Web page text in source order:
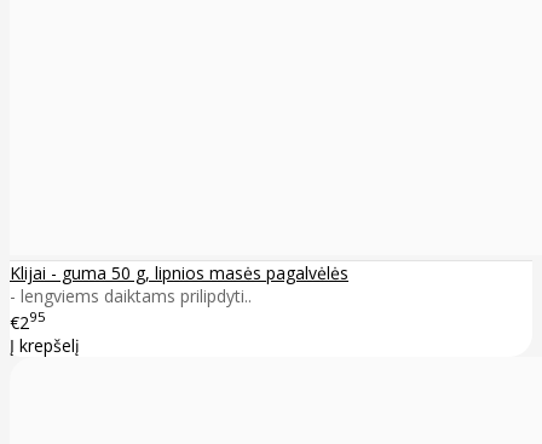
Klijai - guma 50 g, lipnios masės pagalvėlės
- lengviems daiktams prilipdyti..
€295
Į krepšelį